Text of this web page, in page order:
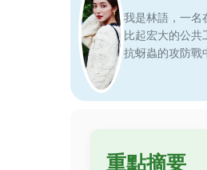
我是林語，一名
比起宏大的公
抗蚜蟲的攻防戰
重點摘要